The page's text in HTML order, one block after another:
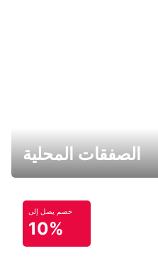
الصفقات المحلية
خصم يصل إلى
10%